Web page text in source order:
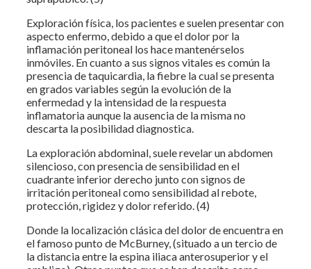
Exploración física, los pacientes e suelen presentar con
aspecto enfermo, debido a que el dolor por la
inflamación peritoneal los hace mantenérselos
inmóviles. En cuanto a sus signos vitales es común la
presencia de taquicardia, la fiebre la cual se presenta
en grados variables según la evolución de la
enfermedad y la intensidad de la respuesta
inflamatoria aunque la ausencia de la misma no
descarta la posibilidad diagnostica.
La exploración abdominal, suele revelar un abdomen
silencioso, con presencia de sensibilidad en el
cuadrante inferior derecho junto con signos de
irritación peritoneal como sensibilidad al rebote,
protección, rigidez y dolor referido. (4)
Donde la localización clásica del dolor de encuentra en
el famoso punto de McBurney, (situado a un tercio de
la distancia entre la espina iliaca anterosuperior y el